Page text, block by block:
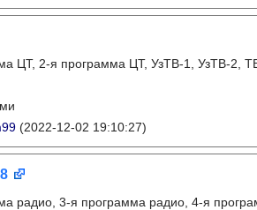
ЦТ, 2-я программа ЦТ, УзТВ-1, УзТВ-2,
(2022-12-02 19:10:27)
радио, 3-я программа радио, 4-я